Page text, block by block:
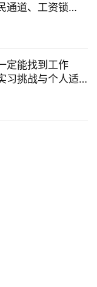
通道、工资锁
定能找到工作
习挑战与个人适